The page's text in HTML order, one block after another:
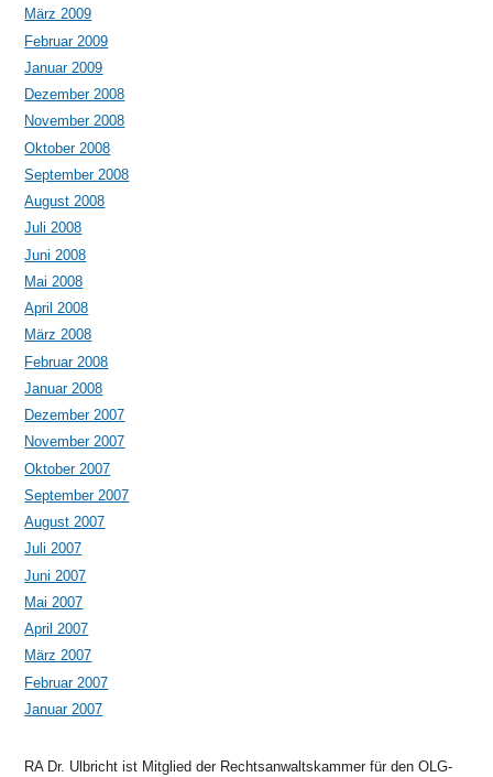
März 2009
Februar 2009
Januar 2009
Dezember 2008
November 2008
Oktober 2008
September 2008
August 2008
Juli 2008
Juni 2008
Mai 2008
April 2008
März 2008
Februar 2008
Januar 2008
Dezember 2007
November 2007
Oktober 2007
September 2007
August 2007
Juli 2007
Juni 2007
Mai 2007
April 2007
März 2007
Februar 2007
Januar 2007
RA Dr. Ulbricht ist Mitglied der Rechtsanwaltskammer für den OLG-